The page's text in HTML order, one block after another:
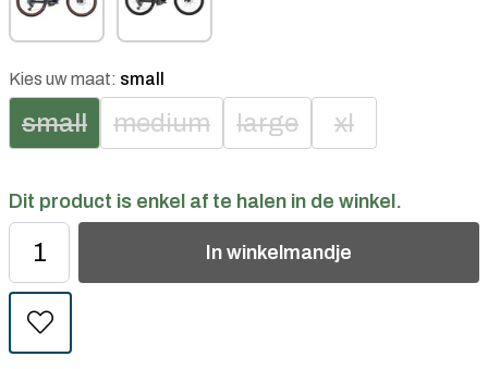
Kies uw maat: small
small medium large xl
Dit product is enkel af te halen in de winkel.
In winkelmandje